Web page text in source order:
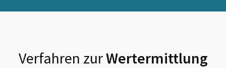
Verfahren zurWertermittlung